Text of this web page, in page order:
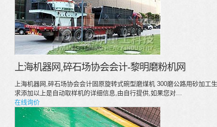
上海机器网,碎石场协会会计-黎明磨粉机网
上海机器网,碎石场协会会计固原旋转式碗型磨煤机 300磨公路用砂加工
求添加以上是自动取样机的详细信息,由自行提供,如果您对…
在线询价